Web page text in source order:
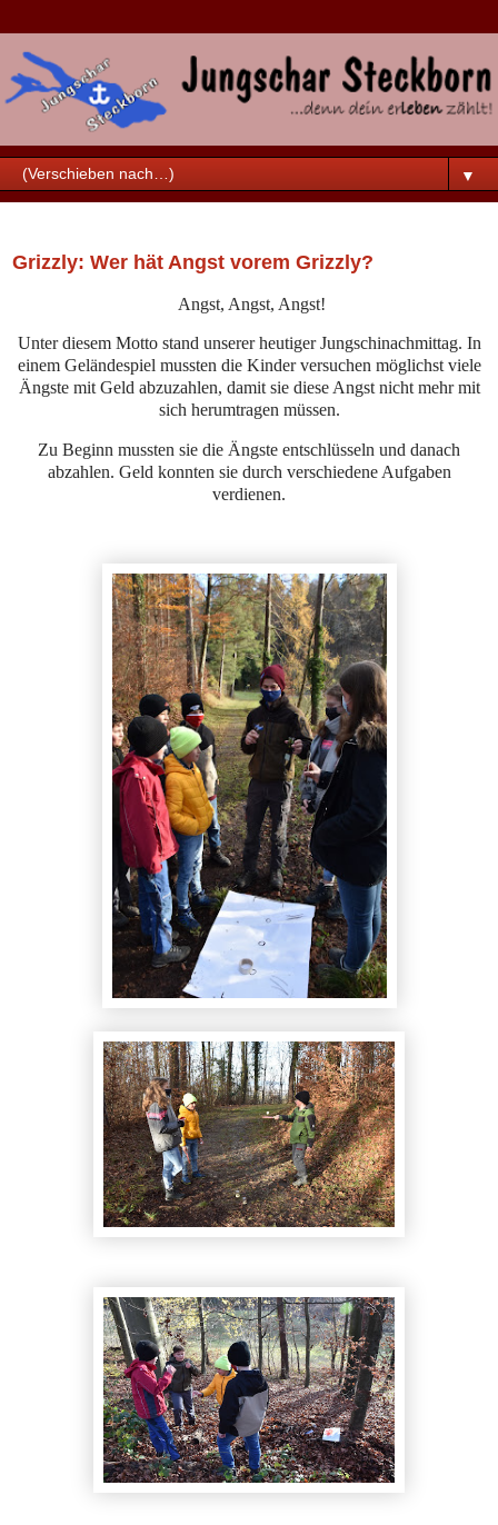
▼
Grizzly: Wer hät Angst vorem Grizzly?
Angst, Angst, Angst!
Unter diesem Motto stand unserer heutiger Jungschinachmittag. In
einem Geländespiel mussten die Kinder versuchen möglichst viele
Ängste mit Geld abzuzahlen, damit sie diese Angst nicht mehr mit
sich herumtragen müssen.
Zu Beginn mussten sie die Ängste entschlüsseln und danach
abzahlen. Geld konnten sie durch verschiedene Aufgaben
verdienen.